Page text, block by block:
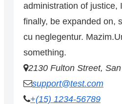
administration of justice,
finally, be expanded on,
cu neglegentur.
something.
2130 Fulton Street,
support@test.com
+(15) 1234-56789